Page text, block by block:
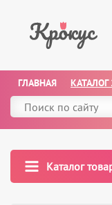
ГЛАВНАЯ КАТАЛОГ
Каталог